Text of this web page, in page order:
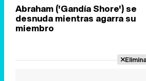
Abraham ('Gandía Shore') se
desnuda mientras agarra su
miembro